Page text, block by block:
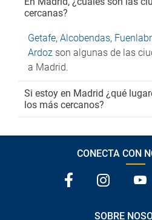
cercanas?
Getafe, Alcobendas,
Ardoz son algunas de las
a Madrid.
Si estoy en Madrid ¿qué
los más cercanos?
CONECTA CON
SOBRE